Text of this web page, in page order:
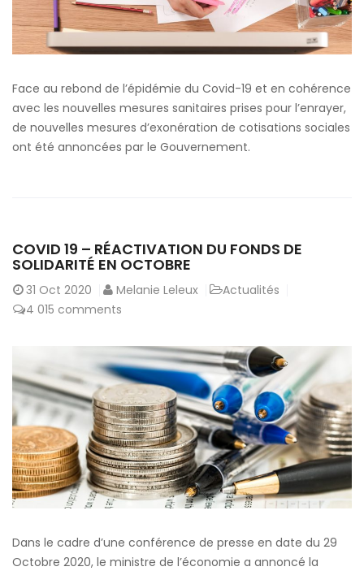
Face au rebond de l’épidémie du Covid-19 et en cohérence
avec les nouvelles mesures sanitaires prises pour l’enrayer,
de nouvelles mesures d’exonération de cotisations sociales
ont été annoncées par le Gouvernement.
COVID 19 – RÉACTIVATION DU FONDS DE
SOLIDARITÉ EN OCTOBRE
31 Oct 2020 Melanie Leleux
Actualités
4 015 comments
Dans le cadre d’une conférence de presse en date du 29
Octobre 2020, le ministre de l’économie a annoncé la